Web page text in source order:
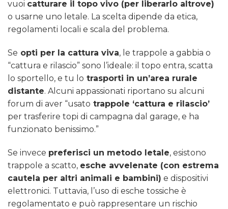
vuoi catturare il topo vivo (per liberarlo altrove)
o usarne uno letale. La scelta dipende da etica,
regolamenti locali e scala del problema.
Se opti per la cattura viva, le trappole a gabbia o
“cattura e rilascio” sono l’ideale: il topo entra, scatta
lo sportello, e tu lo trasporti in un’area rurale
distante. Alcuni appassionati riportano su alcuni
forum di aver “usato trappole ‘cattura e rilascio’
per trasferire topi di campagna dal garage, e ha
funzionato benissimo.”
Se invece preferisci un metodo letale, esistono
trappole a scatto, esche avvelenate (con estrema
cautela per altri animali e bambini) e dispositivi
elettronici. Tuttavia, l’uso di esche tossiche è
regolamentato e può rappresentare un rischio